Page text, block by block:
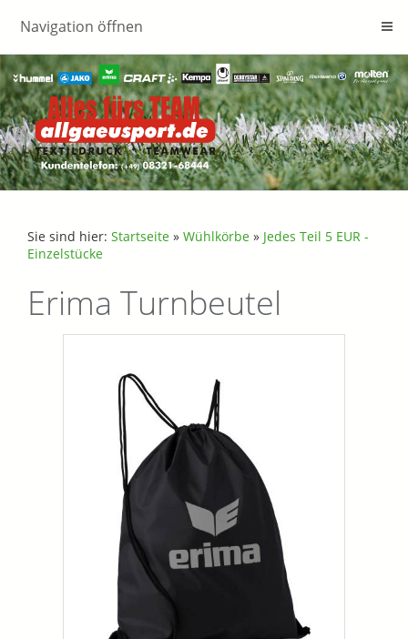
Navigation öffnen
Sie sind hier: Startseite » Wühlkörbe » Jedes Teil 5 EUR -
Einzelstücke
Erima Turnbeutel